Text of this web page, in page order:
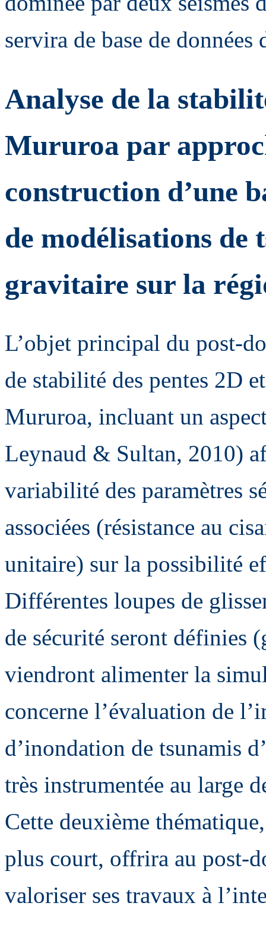
servira de base de données
Analyse de la
Mururoa par
construction d’une
de modélisations de
gravitaire sur la
L’objet principal du post-
de stabilité des pentes 2D
Mururoa, incluant un
Leynaud & Sultan, 2010)
variabilité des paramètres
associées (résistance au
unitaire) sur la possibilité
Différentes loupes de
de sécurité seront définies
viendront alimenter la
concerne l’évaluation de
d’inondation de tsunamis
très instrumentée au large
Cette deuxième
plus court, offrira au post-
valoriser ses travaux à